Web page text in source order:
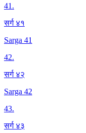
41.
सर्ग ४१
Sarga 41
42.
सर्ग ४२
Sarga 42
43.
सर्ग ४३